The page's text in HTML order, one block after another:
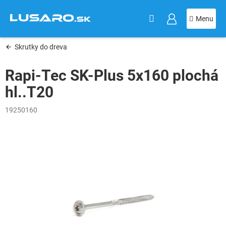
obsah
Skrutky do dreva
Rapi-Tec SK-Plus 5x160 plochá
hl..T20
19250160